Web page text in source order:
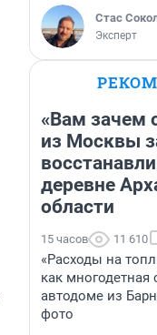
Стас
Эксперт
«Вам зачем
из Москвы
деревне
области
15 часов 11 610
«Расходы на
как многодетная
автодоме из
фото